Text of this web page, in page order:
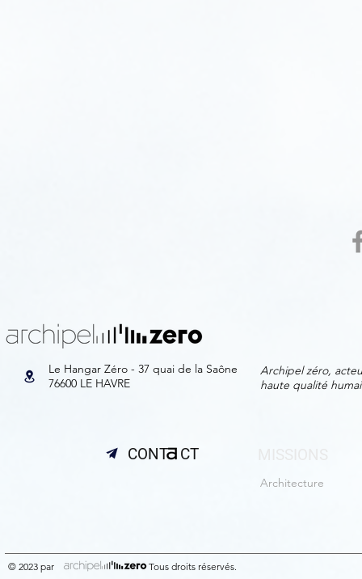
Le Hangar Zéro - 37 quai de la Saône
76600 LE HAVRE
Archipel zéro,
haute qualité
CONT CT
Architecture
© 2023 par Tous droits réservés.